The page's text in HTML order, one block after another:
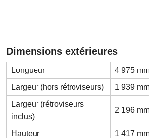
Dimensions extérieures
Longueur
4 975 mm
Largeur (hors rétroviseurs)
1 939 mm
Largeur (rétroviseurs
inclus)
2 196 mm
Hauteur
1 417 mm